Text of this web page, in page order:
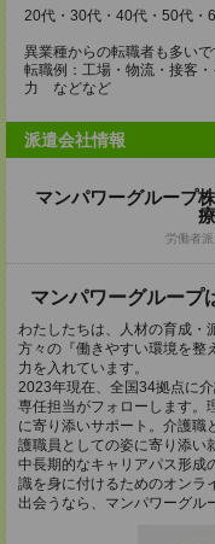
20代・30代・40代・50代・
異業種からの転職者も多いで
転職例：工場・物流・接客
力 などなど
派遣会社情報
マンパワーグルー
労働者
マンパワーグループ
わたしたちは、人材の育成・
方々の『働きやすい環境を整
力を入れています。
2023年現在、全国34拠点に
専任担当がフォローします。
に寄り添いサポート。介護職
護職員としての姿に寄り添い
中長期的なキャリアパス形成
識を身に付けるためのオンラ
出会うなら、マンパワーグル